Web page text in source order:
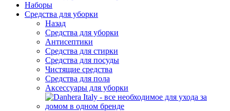
Наборы
Средства для уборки
Назад
Средства для уборки
Антисептики
Средства для стирки
Средства для посуды
Чистящие средства
Средства для пола
Аксессуары для уборки